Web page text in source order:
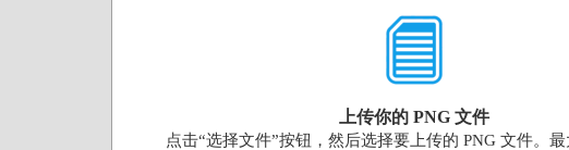
上传你的 PNG 文件
点击“选择文件”按钮，然后选择要上传的 PNG 文件。